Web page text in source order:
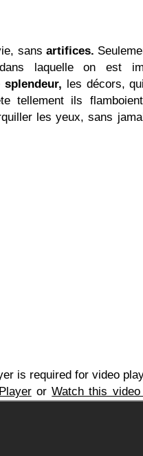
sans artifices.
laquelle on est
splendeur, les décors,
tellement ils
les yeux, sans
is required for video
orWatch this video